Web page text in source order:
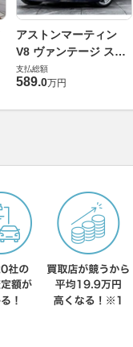
アストンマーティン
V8 ヴァンテージ スポ
ーツシフト
支払総額
589.0万円